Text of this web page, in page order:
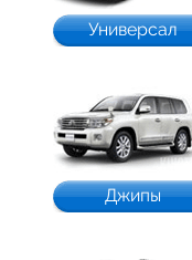
Универсал
Джипы